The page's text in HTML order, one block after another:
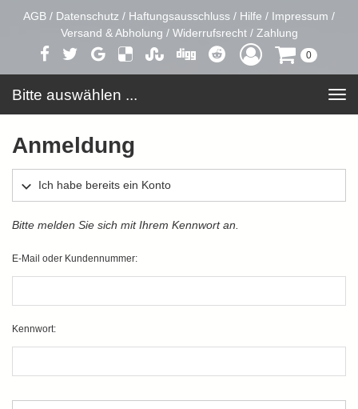
AGB / Datenschutz / Haftungsausschluss / Hilfe / Impressum /
Versand & Abholung / Widerrufsrecht / Zahlung
0
Bitte auswählen ...
Anmeldung
Ich habe bereits ein Konto
Bitte melden Sie sich mit Ihrem Kennwort an.
E-Mail oder Kundennummer:
Kennwort: